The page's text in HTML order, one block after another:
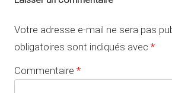
Votre adresse e-mail ne sera pas
obligatoires sont indiqués avec *
Commentaire *